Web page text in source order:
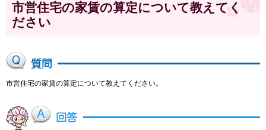
市営住宅の家賃の算定について教えてく
ださい
市営住宅の家賃の算定について教えてください。